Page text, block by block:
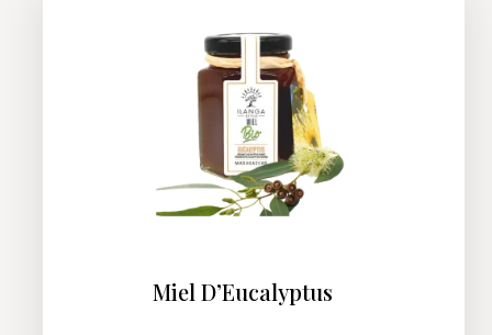
Miel D’Eucalyptus